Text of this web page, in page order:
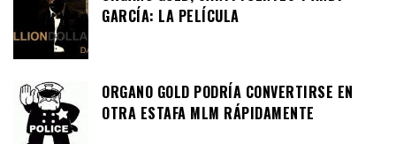
GARCÍA: LA PELÍCULA
ORGANO GOLD PODRÍA CONVERTIRSE EN
OTRA ESTAFA MLM RÁPIDAMENTE